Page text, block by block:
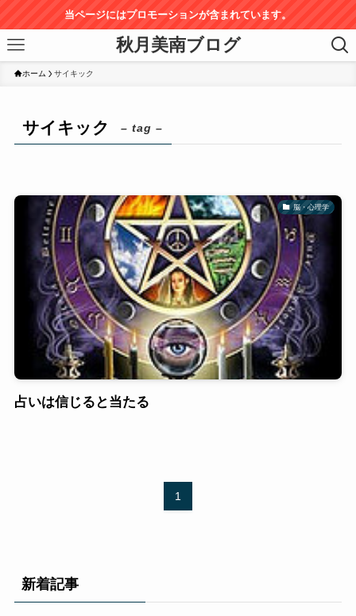
当ページにはプロモーションが含まれています。
秋月美南ブログ
ホーム サイキック
サイキック – tag –
脳・心理学
占いは信じると当たる
1
新着記事